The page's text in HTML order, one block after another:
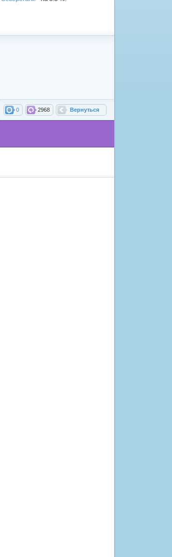
Вернуться
2968
0